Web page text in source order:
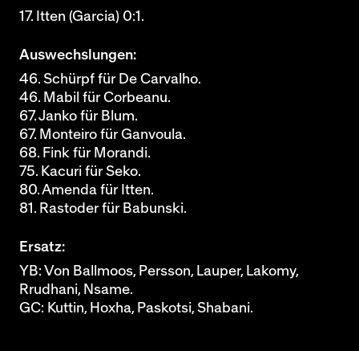
17. Itten (Garcia) 0:1.
Auswechslungen:
46. Schürpf für De Carvalho.
46. Mabil für Corbeanu.
67. Janko für Blum.
67. Monteiro für Ganvoula.
68. Fink für Morandi.
75. Kacuri für Seko.
80. Amenda für Itten.
81. Rastoder für Babunski.
Ersatz:
YB: Von Ballmoos, Persson, Lauper, Lakomy,
Rrudhani, Nsame.
GC: Kuttin, Hoxha, Paskotsi, Shabani.